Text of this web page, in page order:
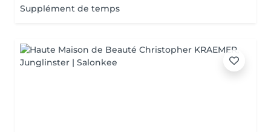
Supplément de temps